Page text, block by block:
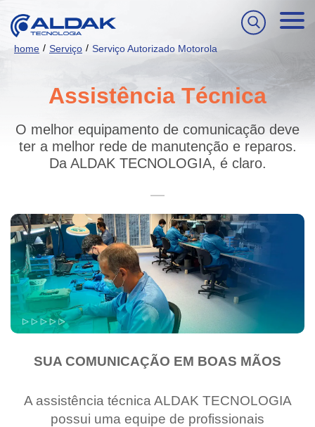
home / Serviço / Serviço Autorizado Motorola
Assistência Técnica
O melhor equipamento de comunicação deve
ter a melhor rede de manutenção e reparos.
Da ALDAK TECNOLOGIA, é claro.
SUA COMUNICAÇÃO EM BOAS MÃOS
A assistência técnica ALDAK TECNOLOGIA
possui uma equipe de profissionais